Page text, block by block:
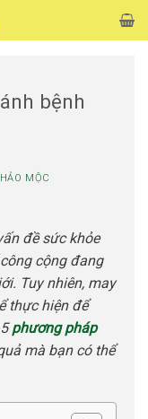
bệnh
MỘC
đề sức khỏe
cộng đang
Tuy nhiên, may
thực hiện để
phương pháp
mà bạn có thể